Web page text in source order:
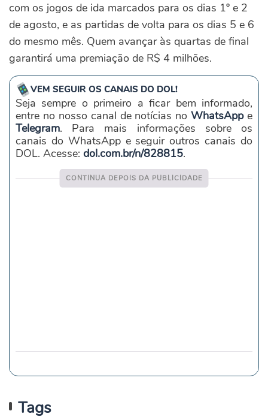
com os jogos de ida marcados para os dias 1º e 2
de agosto, e as partidas de volta para os dias 5 e 6
do mesmo mês. Quem avançar às quartas de final
garantirá uma premiação de R$ 4 milhões.
VEM SEGUIR OS CANAIS DO DOL!
Seja sempre o primeiro a ficar bem informado,
entre no nosso canal de notícias noWhatsAppe
Telegram. Para mais informações sobre os
canais do WhatsApp e seguir outros canais do
DOL. Acesse: dol.com.br/n/828815.
Tags